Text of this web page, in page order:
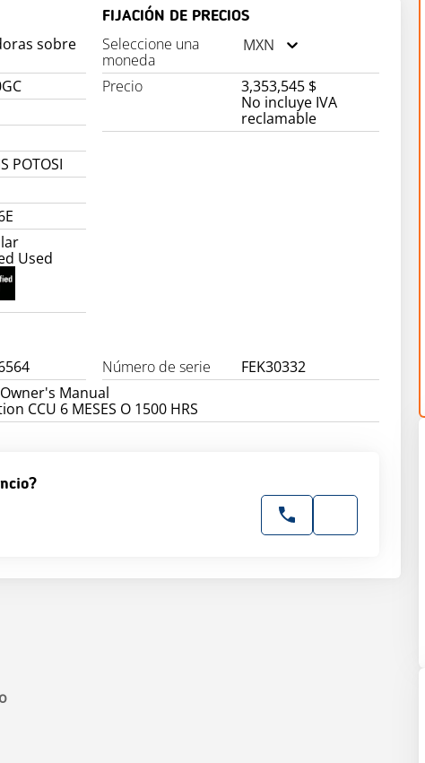
sobre
POTOSI
Used
FIJACIÓN DE PRECIOS
Seleccione una
moneda
MXN
Precio
3,353,545 $
No incluye IVA
reclamable
Número de serie
FEK30332
Manual
CCU 6 MESES O 1500 HRS